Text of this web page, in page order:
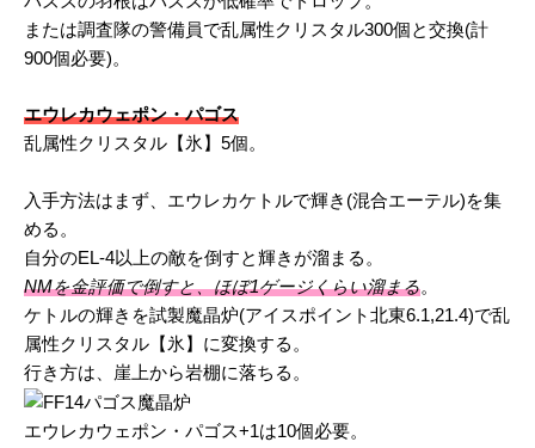
または調査隊の警備員で乱属性クリスタル300個と交換(計
900個必要)。
エウレカウェポン・パゴス
乱属性クリスタル【氷】5個。
入手方法はまず、エウレカケトルで輝き(混合エーテル)を集
める。
自分のEL-4以上の敵を倒すと輝きが溜まる。
NMを金評価で倒すと、ほぼ1ゲージくらい溜まる。
ケトルの輝きを試製魔晶炉(アイスポイント北東6.1,21.4)で乱
属性クリスタル【氷】に変換する。
行き方は、崖上から岩棚に落ちる。
エウレカウェポン・パゴス+1は10個必要。